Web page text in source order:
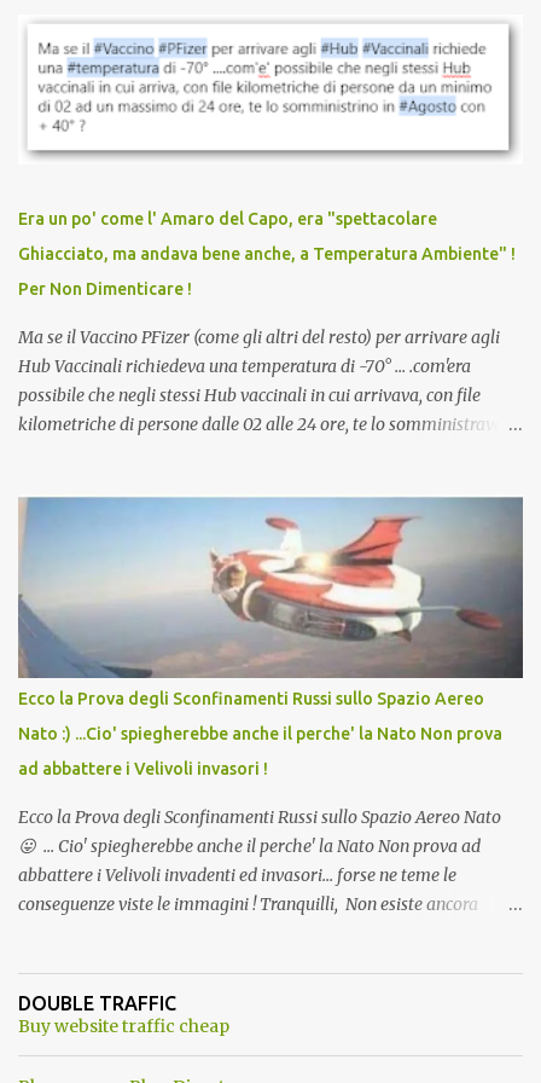
vaccinazione. Non avevamo mai sentito parlare di ricompense,
sconti, incentivi per vaccinarsi. Non avevamo mai visto
discriminazioni per coloro che non l’hanno fatto. Se non sei stato
vaccinato, nessuno aveva prima cercato di farti sentire una
persona cattiva. Non avevamo mai visto un vaccino che minacci le
vaccino usato per minacciare i mezzi di sussistenza, il lavoro o la
scuola. Non avevamo mai visto un vaccino che permettesse a un
dodicenne di ignorare il consenso dei genitori. Dopo tutti i vaccini
che abbiamo elencato sopra...
Era un po' come l' Amaro del Capo, era "spettacolare
Ghiacciato, ma andava bene anche, a Temperatura Ambiente" !
Per Non Dimenticare !
Ma se il Vaccino PFizer (come gli altri del resto) per arrivare agli
Hub Vaccinali richiedeva una temperatura di -70° ... .com'era
possibile che negli stessi Hub vaccinali in cui arrivava, con file
kilometriche di persone dalle 02 alle 24 ore, te lo somministravano
Vaccino come: l' Amaro del Capo, era "spettacolare Ghiacciato, ma
andava bene anche, a Temperatura Ambiente"! Riproponiamo
l'articolo per NON Dimenticare!
Ecco la Prova degli Sconfinamenti Russi sullo Spazio Aereo
Nato :) ...Cio' spiegherebbe anche il perche' la Nato Non prova
ad abbattere i Velivoli invasori !
Ecco la Prova degli Sconfinamenti Russi sullo Spazio Aereo Nato
😛 ... Cio' spiegherebbe anche il perche' la Nato Non prova ad
abbattere i Velivoli invadenti ed invasori... forse ne teme le
conseguenze viste le immagini ! Tranquilli, Non esiste ancora
ancora una fantasia Nato o forse una "False Flag", per provocare
una guerra mondiale che difficilmente da menti sane, potrebbe
DOUBLE TRAFFIC
Buy website traffic cheap